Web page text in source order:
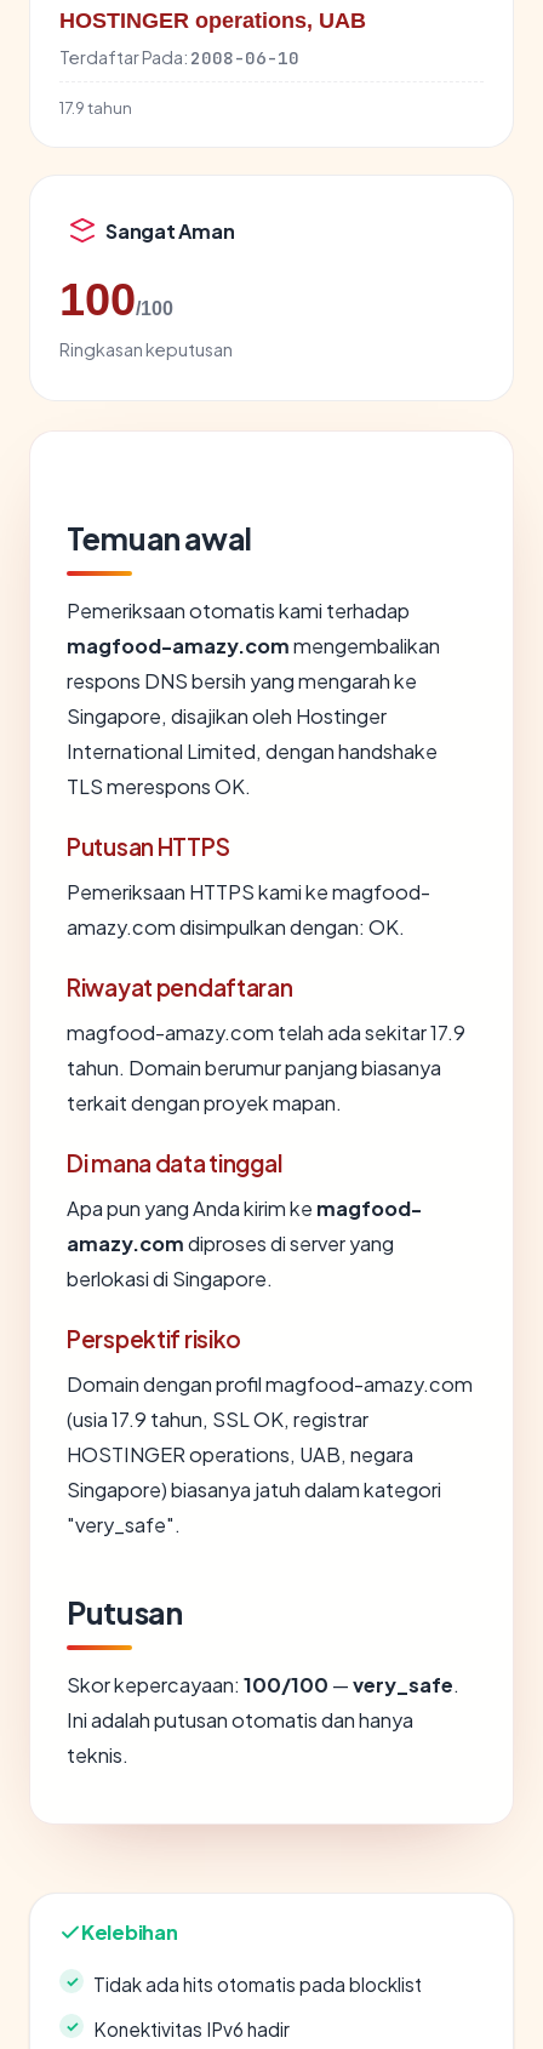
HOSTINGER operations, UAB
Terdaftar Pada: 2008-06-10
17.9 tahun
Sangat Aman
100/100
Ringkasan keputusan
Temuan awal
Pemeriksaan otomatis kami terhadap
magfood-amazy.commengembalikan
respons DNS bersih yang mengarah ke
Singapore, disajikan oleh Hostinger
International Limited, dengan handshake
TLS merespons OK.
Putusan HTTPS
Pemeriksaan HTTPS kami ke magfood-
amazy.com disimpulkan dengan: OK.
Riwayat pendaftaran
magfood-amazy.com telah ada sekitar 17.9
tahun. Domain berumur panjang biasanya
terkait dengan proyek mapan.
Di mana data tinggal
Apa pun yang Anda kirim ke magfood-
amazy.comdiproses di server yang
berlokasi di Singapore.
Perspektif risiko
Domain dengan profil magfood-amazy.com
(usia 17.9 tahun, SSL OK, registrar
HOSTINGER operations, UAB, negara
Singapore) biasanya jatuh dalam kategori
"very_safe".
Putusan
Skor kepercayaan: 100/100 —very_safe.
Ini adalah putusan otomatis dan hanya
teknis.
Kelebihan
Tidak ada hits otomatis pada blocklist
Konektivitas IPv6 hadir